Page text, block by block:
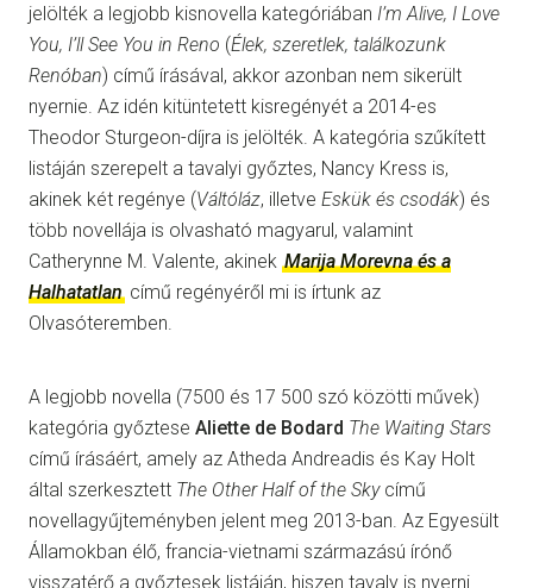
jelölték a legjobb kisnovella kategóriában I’m Alive, I Love
You, I’ll See You in Reno (Élek, szeretlek, találkozunk
Renóban) című írásával, akkor azonban nem sikerült
nyernie. Az idén kitüntetett kisregényét a 2014-es
Theodor Sturgeon-díjra is jelölték. A kategória szűkített
listáján szerepelt a tavalyi győztes, Nancy Kress is,
akinek két regénye (Váltóláz, illetve Eskük és csodák) és
több novellája is olvasható magyarul, valamint
Catherynne M. Valente, akinek Marija Morevna és a
Halhatatlan című regényéről mi is írtunk az
Olvasóteremben.
A legjobb novella (7500 és 17 500 szó közötti művek)
kategória győztese Aliette de Bodard The Waiting Stars
című írásáért, amely az Atheda Andreadis és Kay Holt
által szerkesztett The Other Half of the Sky című
novellagyűjteményben jelent meg 2013-ban. Az Egyesült
Államokban élő, francia-vietnami származású írónő
visszatérő a győztesek listáján, hiszen tavaly is nyerni